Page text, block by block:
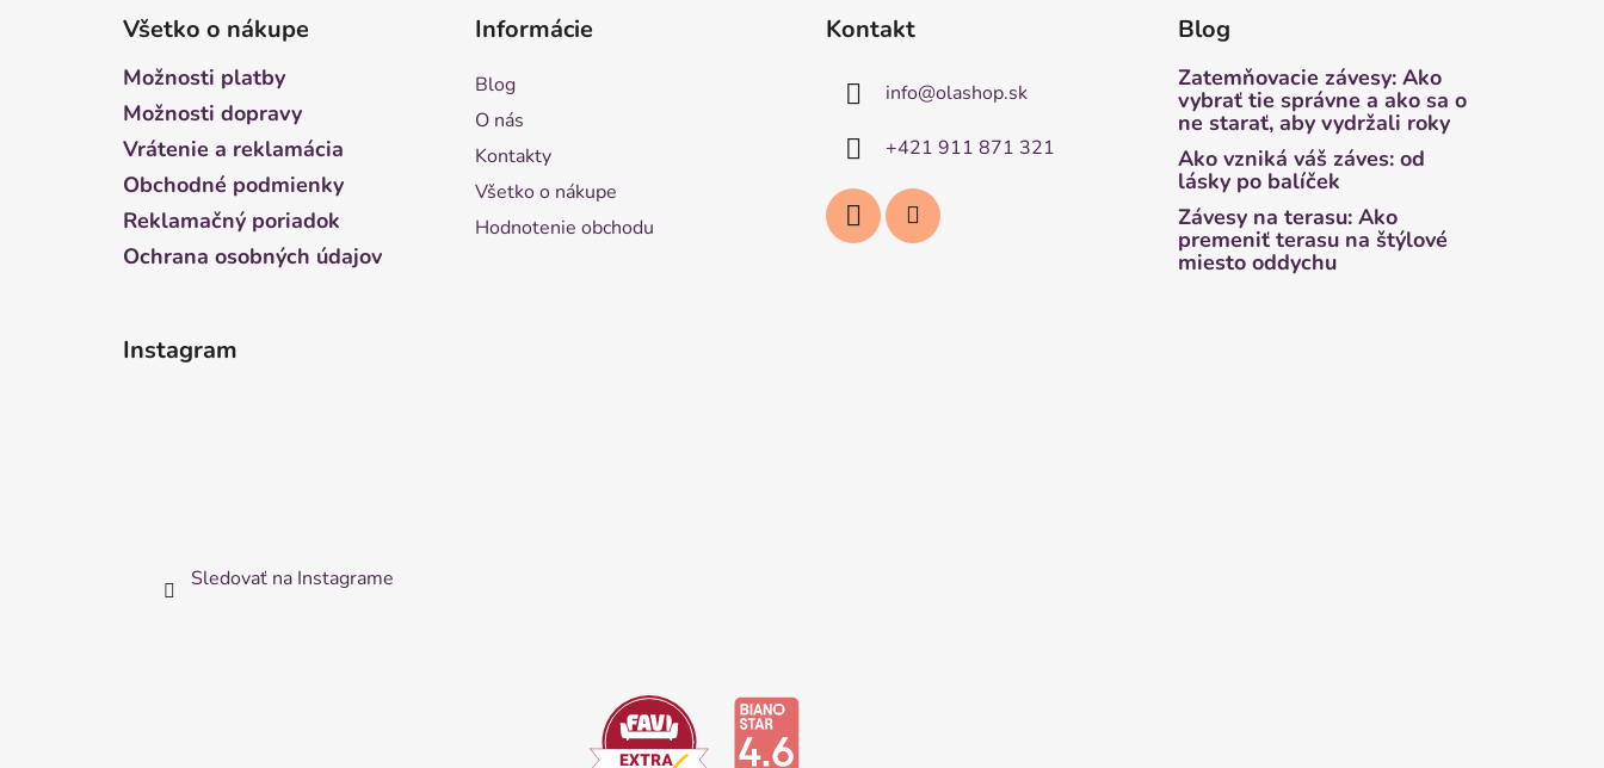
Všetko o nákupe
Možnosti platby
Možnosti dopravy
Vrátenie a reklamácia
Obchodné podmienky
Reklamačný poriadok
Ochrana osobných údajov
Informácie
Blog
O nás
Kontakty
Všetko o nákupe
Hodnotenie obchodu
Kontakt
info@olashop.sk
+421 911 871 321
Blog
Zatemňovacie závesy: Ako
vybrať tie správne a ako sa o
ne starať, aby vydržali roky
Ako vzniká váš záves: od
lásky po balíček
Závesy na terasu: Ako
premeniť terasu na štýlové
miesto oddychu
Instagram
Sledovať na Instagrame